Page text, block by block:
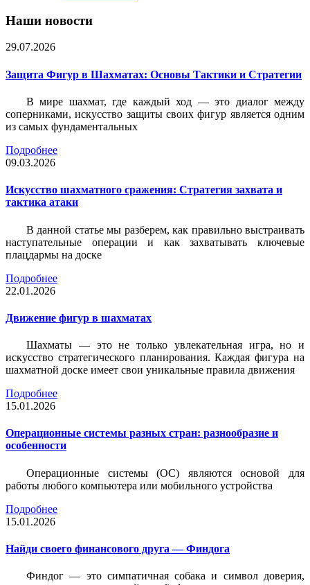
Наши новости
29.07.2026
Защита Фигур в Шахматах: Основы Тактики и Стратегии
В мире шахмат, где каждый ход — это диалог между
соперниками, искусство защиты своих фигур является одним
из самых фундаментальных
Подробнее
09.03.2026
Искусство шахматного сражения: Стратегия захвата и
тактика атаки
В данной статье мы разберем, как правильно выстраивать
наступательные операции и как захватывать ключевые
плацдармы на доске
Подробнее
22.01.2026
Движение фигур в шахматах
Шахматы — это не только увлекательная игра, но и
искусство стратегического планирования. Каждая фигура на
шахматной доске имеет свои уникальные правила движения
Подробнее
15.01.2026
Операционные системы разных стран: разнообразие и
особенности
Операционные системы (ОС) являются основой для
работы любого компьютера или мобильного устройства
Подробнее
15.01.2026
Найди своего финансового друга — Финдога
Финдог — это симпатичная собака и символ доверия,